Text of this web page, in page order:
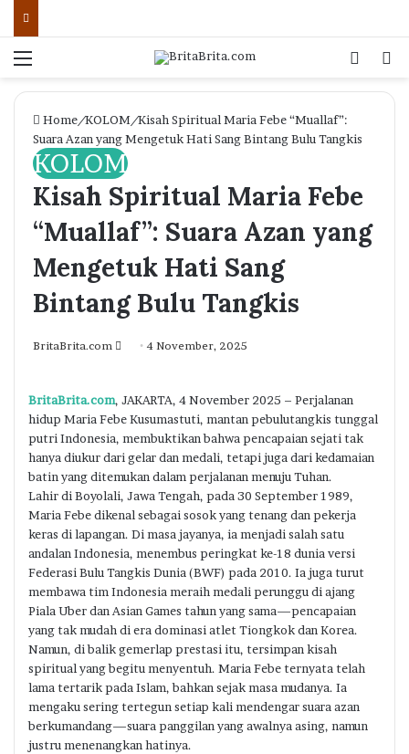
Menu Log In
Home/KOLOM/Kisah Spiritual Maria Febe “Muallaf”:
Suara Azan yang Mengetuk Hati Sang Bintang Bulu Tangkis
KOLOM
Kisah Spiritual Maria Febe
“Muallaf”: Suara Azan yang
Mengetuk Hati Sang
Bintang Bulu Tangkis
BritaBrita.com
Send4 November, 2025
BritaBrita.com, JAKARTA, 4 November 2025 – Perjalanan
hidup Maria Febe Kusumastuti, mantan pebulutangkis tunggal
putri Indonesia, membuktikan bahwa pencapaian sejati tak
hanya diukur dari gelar dan medali, tetapi juga dari kedamaian
batin yang ditemukan dalam perjalanan menuju Tuhan.
Lahir di Boyolali, Jawa Tengah, pada 30 September 1989,
Maria Febe dikenal sebagai sosok yang tenang dan pekerja
keras di lapangan. Di masa jayanya, ia menjadi salah satu
andalan Indonesia, menembus peringkat ke-18 dunia versi
Federasi Bulu Tangkis Dunia (BWF) pada 2010. Ia juga turut
membawa tim Indonesia meraih medali perunggu di ajang
Piala Uber dan Asian Games tahun yang sama—pencapaian
yang tak mudah di era dominasi atlet Tiongkok dan Korea.
Namun, di balik gemerlap prestasi itu, tersimpan kisah
spiritual yang begitu menyentuh. Maria Febe ternyata telah
lama tertarik pada Islam, bahkan sejak masa mudanya. Ia
mengaku sering tertegun setiap kali mendengar suara azan
berkumandang—suara panggilan yang awalnya asing, namun
justru menenangkan hatinya.